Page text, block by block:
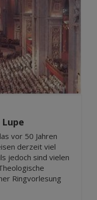
vor 50 Jahren
derzeit viel
jedoch sind vielen
Ringvorlesung